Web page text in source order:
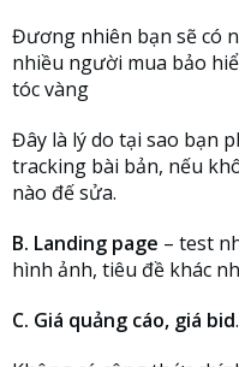
Đương nhiên bạn sẽ có
nhiều người mua bảo
tóc vàng
Đây là lý do tại sao bạn
tracking bài bản, nếu
nào đế sửa.
B. Landing page – test
hình ảnh, tiêu đề khác
C. Giá quảng cáo, giá bid.